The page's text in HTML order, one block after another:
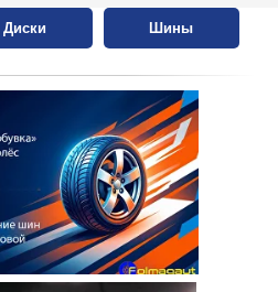
Диски Шины